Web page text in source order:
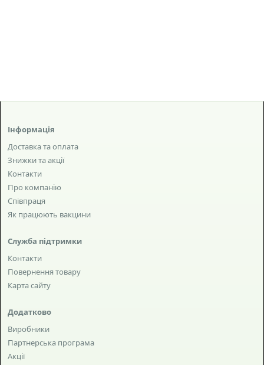
Інформація
Доставка та оплата
Знижки та акції
Контакти
Про компанію
Співпраця
Як працюють вакцини
Служба підтримки
Контакти
Повернення товару
Карта сайту
Додатково
Виробники
Партнерська програма
Акції